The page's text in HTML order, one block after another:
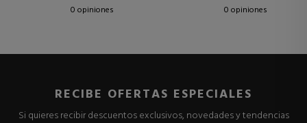
0 opiniones
0 opiniones
RECIBE OFERTAS ESPECIALES
Si quieres recibir descuentos exclusivos, novedades y tendencias